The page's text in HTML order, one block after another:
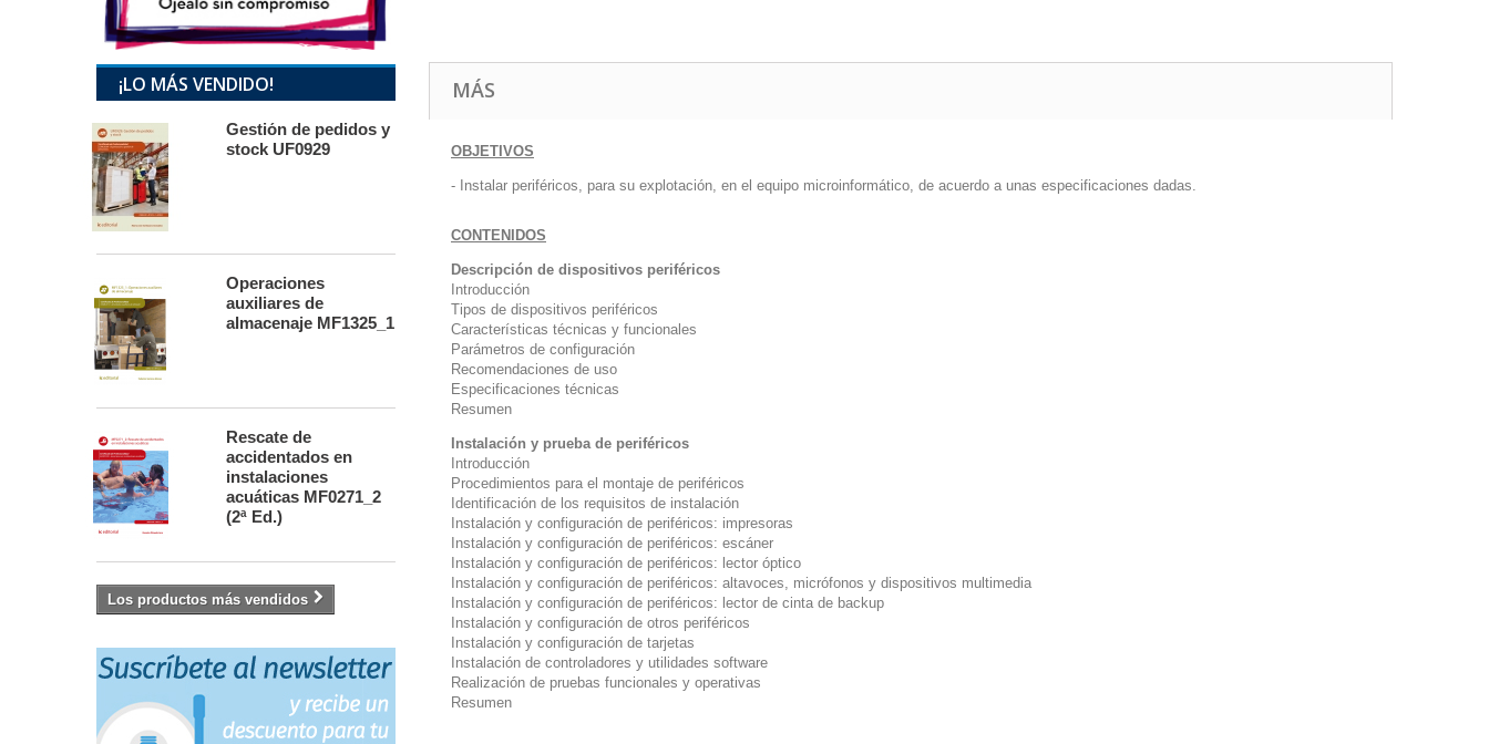
¡LO MÁS VENDIDO!
Gestión de pedidos y
stock UF0929
Operaciones
auxiliares de
almacenaje MF1325_1
Rescate de
accidentados en
instalaciones
acuáticas MF0271_2
(2ª Ed.)
Los productos más vendidos
MÁS
OBJETIVOS
- Instalar periféricos, para su explotación, en el equipo microinformático, de acuerdo a unas especificaciones dadas.
CONTENIDOS
Descripción de dispositivos periféricos
Introducción
Tipos de dispositivos periféricos
Características técnicas y funcionales
Parámetros de configuración
Recomendaciones de uso
Especificaciones técnicas
Resumen
Instalación y prueba de periféricos
Introducción
Procedimientos para el montaje de periféricos
Identificación de los requisitos de instalación
Instalación y configuración de periféricos: impresoras
Instalación y configuración de periféricos: escáner
Instalación y configuración de periféricos: lector óptico
Instalación y configuración de periféricos: altavoces, micrófonos y dispositivos multimedia
Instalación y configuración de periféricos: lector de cinta de backup
Instalación y configuración de otros periféricos
Instalación y configuración de tarjetas
Instalación de controladores y utilidades software
Realización de pruebas funcionales y operativas
Resumen